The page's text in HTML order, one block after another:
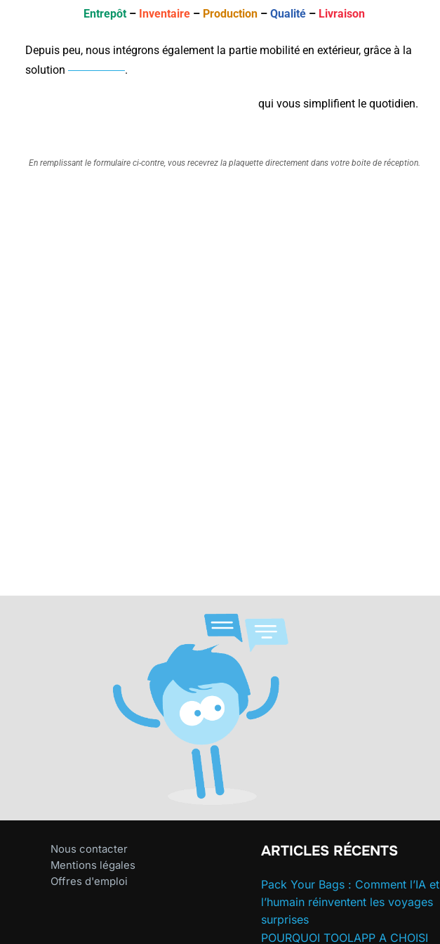
Entrepôt – Inventaire – Production – Qualité – Livraison
Depuis peu, nous intégrons également la partie mobilité en extérieur, grâce à la
solution Daxium-Air.
qui vous simplifient le quotidien.
En remplissant le formulaire ci-contre, vous recevrez la plaquette directement dans votre boite de réception.
Nous contacter
Mentions légales
Offres d'emploi
ARTICLES RÉCENTS
Pack Your Bags : Comment l’IA et
l’humain réinventent les voyages
surprises
POURQUOI TOOLAPP A CHOISI